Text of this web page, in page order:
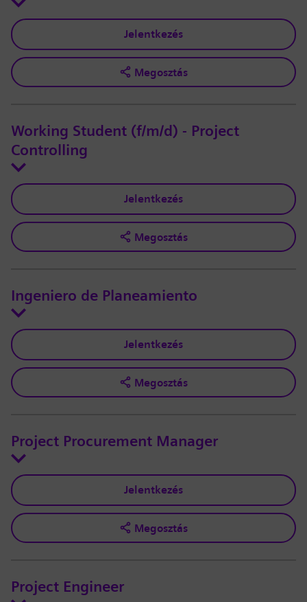
Jelentkezés
Megosztás
Working Student (f/m/d) - Project
Controlling
Jelentkezés
Megosztás
Ingeniero de Planeamiento
Jelentkezés
Megosztás
Project Procurement Manager
Jelentkezés
Megosztás
Project Engineer